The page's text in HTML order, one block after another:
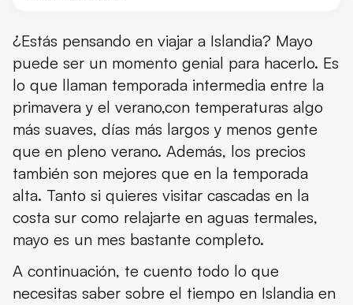
Temperaturas en Islandia mayo
¿Llueve o nieva en mayo?
Horas de luz
El tiempo en diferentes zonas de Islandia
Breve vistazo a mayo de 2025
Qué meter en la maleta
¿Estás pensando en viajar a Islandia? Mayo
puede ser un momento genial para hacerlo. Es
lo que llaman temporada intermedia entre la
primavera y el verano,con temperaturas algo
más suaves, días más largos y menos gente
que en pleno verano. Además, los precios
también son mejores que en la temporada
alta. Tanto si quieres visitar cascadas en la
costa sur como relajarte en aguas termales,
mayo es un mes bastante completo.
A continuación, te cuento todo lo que
necesitas saber sobre el tiempo en Islandia en